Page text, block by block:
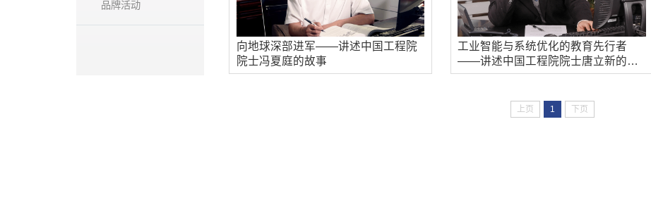
品牌活动
向地球深部进军——讲述中国工程院
院士冯夏庭的故事
工业智能与系统优化的教育先行者
——讲述中国工程院院士唐立新的故
事
上页 1 下页